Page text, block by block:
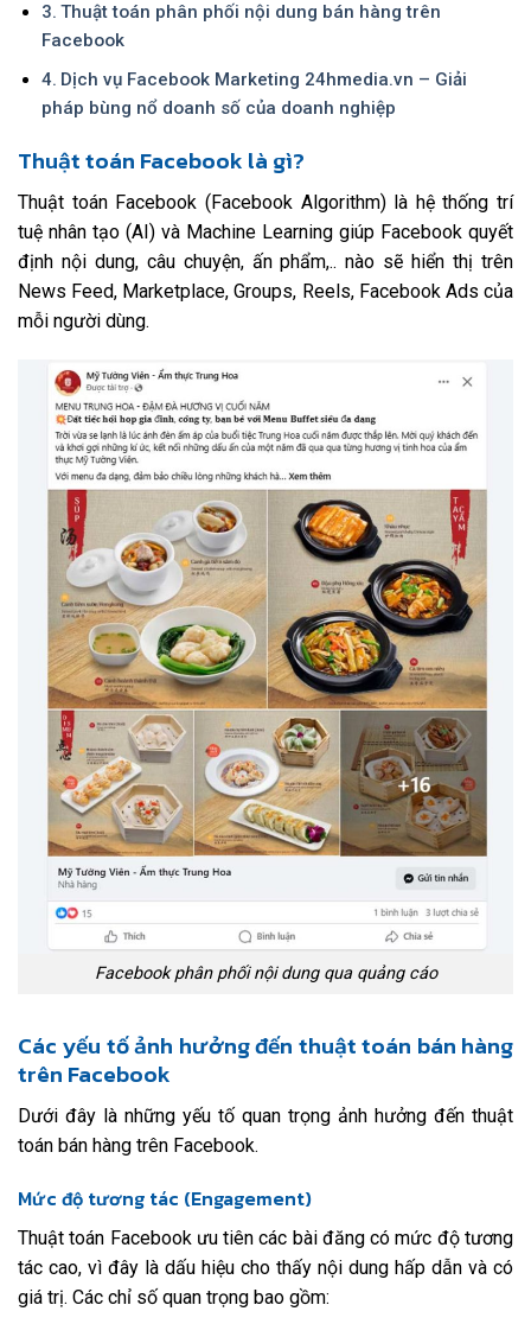
Thuật toán phân phối nội dung bán hàng trên
Facebook
Dịch vụ Facebook Marketing 24hmedia.vn – Giải
pháp bùng nổ doanh số của doanh nghiệp
Thuật toán Facebook là gì?
Thuật toán Facebook (Facebook Algorithm) là hệ thống trí
tuệ nhân tạo (AI) và Machine Learning giúp Facebook quyết
định nội dung, câu chuyện, ấn phẩm,.. nào sẽ hiển thị trên
News Feed, Marketplace, Groups, Reels, Facebook Ads của
mỗi người dùng.
Facebook phân phối nội dung qua quảng cáo
Các yếu tố ảnh hưởng đến thuật toán bán hàng
trên Facebook
Dưới đây là những yếu tố quan trọng ảnh hưởng đến thuật
toán bán hàng trên Facebook.
Mức độ tương tác (Engagement)
Thuật toán Facebook ưu tiên các bài đăng có mức độ tương
tác cao, vì đây là dấu hiệu cho thấy nội dung hấp dẫn và có
giá trị. Các chỉ số quan trọng bao gồm: